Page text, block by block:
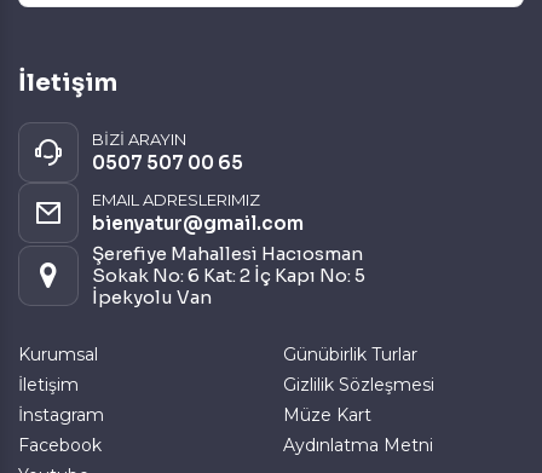
İletişim
BİZİ ARAYIN
0507 507 00 65
EMAIL ADRESLERIMIZ
bienyatur@gmail.com
Şerefiye Mahallesi Hacıosman
Sokak No: 6 Kat: 2 İç Kapı No: 5
İpekyolu Van
Kurumsal
İletişim
İnstagram
Facebook
Günübirlik Turlar
Gizlilik Sözleşmesi
Müze Kart
Aydınlatma Metni